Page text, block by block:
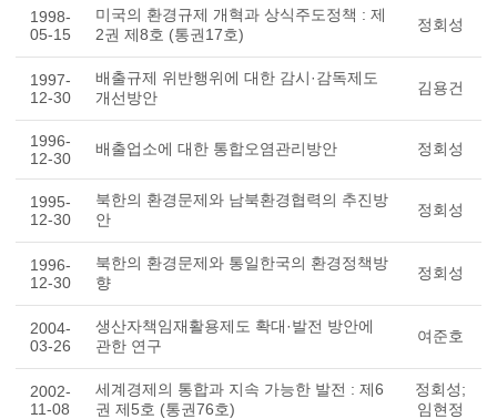
1998-
05-15
미국의 환경규제 개혁과 상식주도정책 : 제
2권 제8호 (통권17호)
정회성
1997-
12-30
배출규제 위반행위에 대한 감시·감독제도
개선방안
김용건
1996-
12-30
배출업소에 대한 통합오염관리방안 정회성
1995-
12-30
북한의 환경문제와 남북환경협력의 추진방
안
정회성
1996-
12-30
북한의 환경문제와 통일한국의 환경정책방
향
정회성
2004-
03-26
생산자책임재활용제도 확대·발전 방안에
관한 연구
여준호
2002-
11-08
세계경제의 통합과 지속 가능한 발전 : 제6
권 제5호 (통권76호)
정회성;
임현정